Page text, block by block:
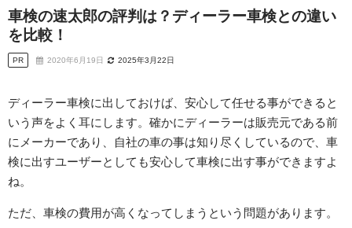
車検の速太郎の評判は？ディーラー車検との違い
を比較！
PR 2020年6月19日 2025年3月22日
ディーラー車検に出しておけば、安心して任せる事ができると
いう声をよく耳にします。確かにディーラーは販売元である前
にメーカーであり、自社の車の事は知り尽くしているので、車
検に出すユーザーとしても安心して車検に出す事ができますよ
ね。
ただ、車検の費用が高くなってしまうという問題があります。